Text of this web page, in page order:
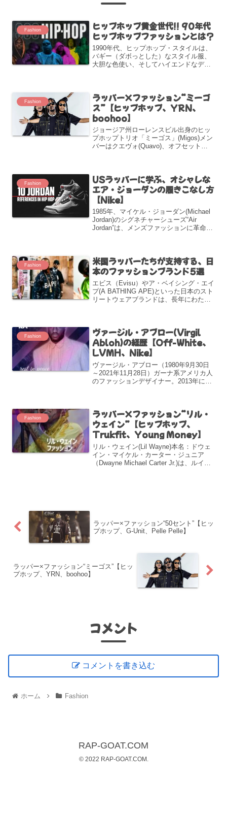
Fashion
ヒップホップ黄金世代!! 90年代
ヒップホップファッションとは？
1990年代、ヒップホップ・スタイルは、
バギー（ダボっとした）なスタイル服、
大胆な色使い、そしてハイエンドなデザ
永続...
Fashion
ラッパー×ファッション“ミーゴ
ス”【ヒップホップ、YRN、
boohoo】
ジョージア州ローレンスビル出身のヒッ
プホップトリオ「ミーゴス」(Migos)メン
バーはクエヴォ(Quavo)、オフセット
Fashion
USラッパーに学ぶ、オシャレな
エア・ジョーダンの履きこなし方
【Nike】
1985年、マイケル・ジョーダン(Michael
Jordan)のシグネチャーシューズ“Air
Jordan”は、メンズファッションに革命を
堂入りした元NBA選手マイケル・ジョー
ダンのために製造され、1985年4月1日に
一般発売されていた。
Fashion
米国ラッパーたちが支持する、日
本のファッションブランド5選
エビス（Evisu）やア・ベイシング・エイ
プ(A BATHING APE)といった日本のスト
リートウェアブランドは、長年にわたっ
ヴィ...
Fashion
ヴァージル・アブロー(Virgil
Abloh)の経歴【Off-White、
LVMH、Nike】
ヴァージル・アブロー（1980年9月30日
～2021年11月28日）ガーナ系アメリカ人
のファッションデザイナー。2013年にス
Fashion
ラッパー×ファッション“リル・
ウェイン”【ヒップホップ、
Trukfit、Young Money】
リル・ウェイン(Lil Wayne)本名：ドウェ
イン・マイケル・カーター・ジュニア
（Dwayne Michael Carter Jr.)は、ルイジ
ラッパー×ファッション“50セント”【ヒッ
プホップ、G-Unit、Pelle Pelle】
ラッパー×ファッション“ミーゴス”【ヒッ
プホップ、YRN、boohoo】
コメント
コメントを書き込む
ホーム Fashion
RAP-GOAT.COM
© 2022 RAP-GOAT.COM.